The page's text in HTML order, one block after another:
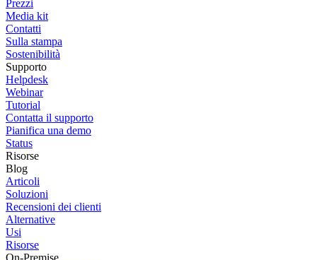
Prezzi
Media kit
Contatti
Sulla stampa
Sostenibilità
Supporto
Helpdesk
Webinar
Tutorial
Contatta il supporto
Pianifica una demo
Status
Risorse
Blog
Articoli
Soluzioni
Recensioni dei clienti
Alternative
Usi
Risorse